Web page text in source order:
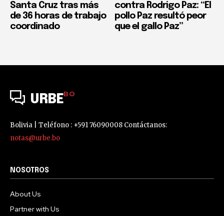
Santa Cruz tras más
de 36 horas de trabajo
coordinado
contra Rodrigo Paz: “El
pollo Paz resultó peor
que el gallo Paz”
URBEBO
Bolivia | Teléfono : +591 76090008 Contáctanos:
notas@urbe.bo
NOSOTROS
About Us
Partner with Us